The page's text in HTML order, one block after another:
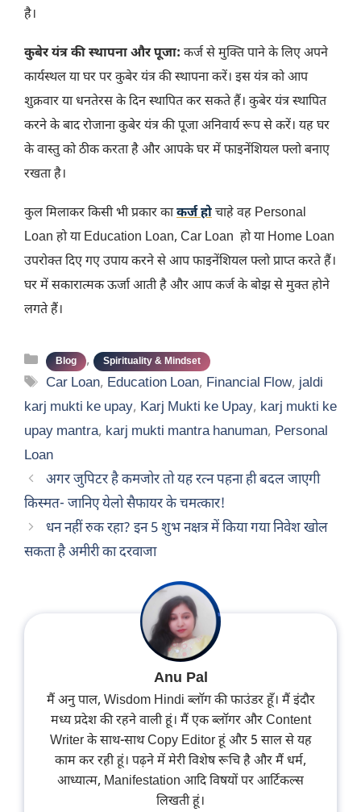
है।
कुबेर यंत्र की स्थापना और पूजा: कर्ज से मुक्ति पाने के लिए अपने
कार्यस्थल या घर पर कुबेर यंत्र की स्थापना करें। इस यंत्र को आप
शुक्रवार या धनतेरस के दिन स्थापित कर सकते हैं। कुबेर यंत्र स्थापित
करने के बाद रोजाना कुबेर यंत्र की पूजा अनिवार्य रूप से करें। यह घर
के वास्तु को ठीक करता है और आपके घर में फाइनेंशियल फ्लो बनाए
रखता है।
कुल मिलाकर किसी भी प्रकार काकर्ज होचाहे वह Personal
Loan हो या Education Loan, Car Loan हो या Home Loan
उपरोक्त दिए गए उपाय करने से आप फाइनेंशियल फ्लो प्राप्त करते हैं।
घर में सकारात्मक ऊर्जा आती है और आप कर्ज के बोझ से मुक्त होने
लगते हैं।
Categories
Blog , Spirituality & Mindset
Tags
Car Loan, Education Loan, Financial Flow, jaldi
karj mukti ke upay, Karj Mukti ke Upay, karj mukti ke
upay mantra, karj mukti mantra hanuman, Personal
Loan
अगर जुपिटर है कमजोर तो यह रत्न पहना ही बदल जाएगी
किस्मत- जानिए येलो सैफायर के चमत्कार!
धन नहीं रुक रहा? इन 5 शुभ नक्षत्र में किया गया निवेश खोल
सकता है अमीरी का दरवाजा
Anu Pal
मैं अनु पाल, Wisdom Hindi ब्लॉग की फाउंडर हूँ। मैं इंदौर
मध्य प्रदेश की रहने वाली हूं। मैं एक ब्लॉगर और Content
Writer के साथ-साथ Copy Editor हूं और 5 साल से यह
काम कर रही हूं। पढ़ने में मेरी विशेष रूचि है और मैं धर्म,
आध्यात्म, Manifestation आदि विषयों पर आर्टिकल्स
लिखती हूं।